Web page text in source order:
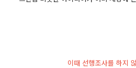
이때 선행조사를 하지